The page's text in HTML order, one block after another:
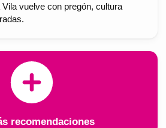
Vila vuelve con pregón, cultura
recomendaciones